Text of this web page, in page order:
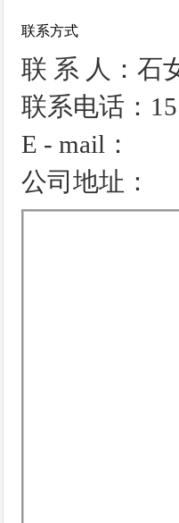
联系方式
联 系 人：石
联系电话：
E - mail：
公司地址：